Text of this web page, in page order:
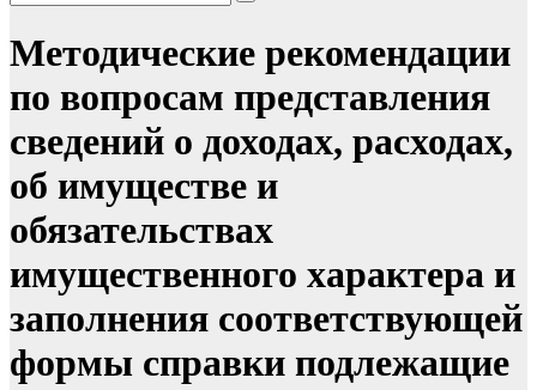
Методические рекомендации
по вопросам представления
сведений о доходах, расходах,
об имуществе и
обязательствах
имущественного характера и
заполнения соответствующей
формы справки подлежащие